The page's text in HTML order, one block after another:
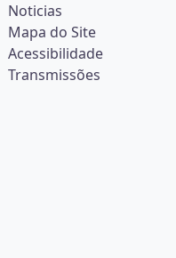
Noticias
Mapa do Site
Acessibilidade
Transmissões